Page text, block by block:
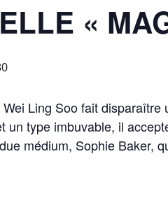
«
Ling Soo fait
type imbuvable, il
médium, Sophie Baker,